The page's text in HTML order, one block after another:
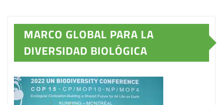
MARCO GLOBAL PARA LA
DIVERSIDAD BIOLÓGICA